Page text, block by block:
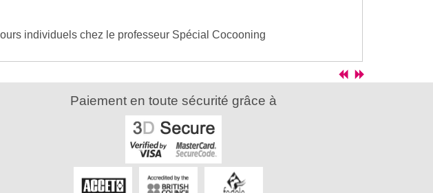
individuels chez le professeur Spécial Cocooning
Paiement en toute sécurité grâce à